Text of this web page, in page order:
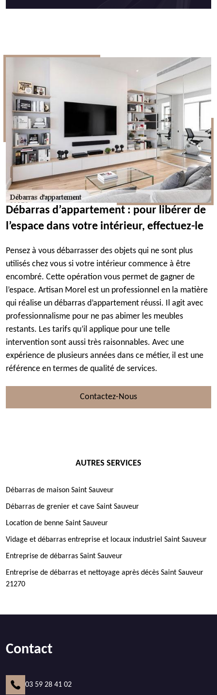
Débarras d’appartement : pour libérer de
l’espace dans votre intérieur, effectuez-le
Pensez à vous débarrasser des objets qui ne sont plus
utilisés chez vous si votre intérieur commence à être
encombré. Cette opération vous permet de gagner de
l’espace. Artisan Morel est un professionnel en la matière
qui réalise un débarras d’appartement réussi. Il agit avec
professionnalisme pour ne pas abimer les meubles
restants. Les tarifs qu’il applique pour une telle
intervention sont aussi très raisonnables. Avec une
expérience de plusieurs années dans ce métier, il est une
référence en termes de qualité de services.
Contactez-Nous
AUTRES SERVICES
Débarras de maison Saint Sauveur
Débarras de grenier et cave Saint Sauveur
Location de benne Saint Sauveur
Vidage et débarras entreprise et locaux industriel Saint Sauveur
Entreprise de débarras Saint Sauveur
Entreprise de débarras et nettoyage après décès Saint Sauveur
21270
Contact
03 59 28 41 02